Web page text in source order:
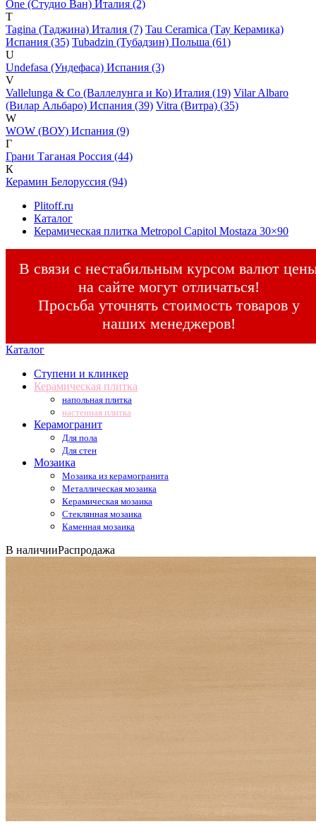
One (Студио Ван) Италия (2)
T
Tagina (Таджина) Италия (7) Tau Ceramica (Тау Керамика)
Испания (35) Tubadzin (Тубадзин) Польша (61)
U
Undefasa (Ундефаса) Испания (3)
V
Vallelunga & Co (Валлелунга и Ко) Италия (19) Vilar Albaro
(Вилар Альбаро) Испания (39) Vitra (Витра) (35)
W
WOW (ВОУ) Испания (9)
Г
Грани Таганая Россия (44)
К
Керамин Белоруссия (94)
Plitoff.ru
Каталог
Керамическая плитка Metropol Capitol Mostaza 30×90
В связи с нестабильным курсом валют
на сайте могут отличаться!
Просьба уточнять стоимость товаров у
наших менеджеров!
Каталог
Ступени и клинкер
Керамическая плитка
напольная плитка
настенная плитка
Керамогранит
Для пола
Для стен
Мозаика
Мозаика из керамогранита
Металлическая мозаика
Керамическая мозаика
Стеклянная мозаика
Каменная мозаика
В наличииРаспродажа